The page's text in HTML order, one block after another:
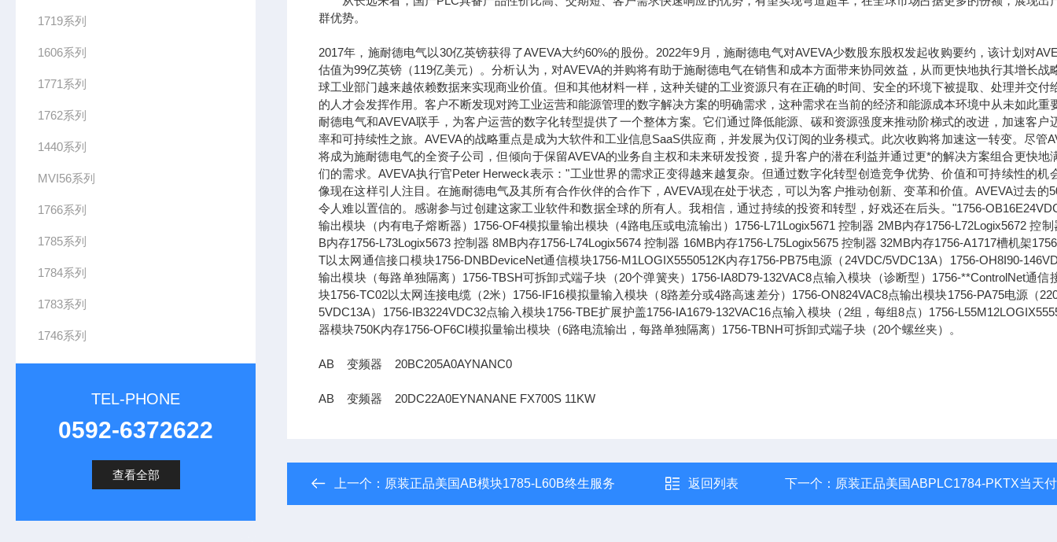
1719系列
1606系列
1771系列
1762系列
1440系列
MVI56系列
1766系列
1785系列
1784系列
1783系列
1746系列
TEL-PHONE
0592-6372622
查看全部
群优势。
2017年，施耐德电气以30亿英镑获得了AVEVA大约60%的股份。2022年9月，施耐德电气对AVEVA少数股东股权发起收购要约，该计划对
估值为99亿英镑（119亿美元）。分析认为，对AVEVA的并购将有助于施耐德电气在销售和成本方面带来协同效益，从而更快地执行其增长战
球工业部门越来越依赖数据来实现商业价值。但和其他材料一样，这种关键的工业资源只有在正确的时间、安全的环境下被提取、处理并交付
的人才会发挥作用。客户不断发现对跨工业运营和能源管理的数字解决方案的明确需求，这种需求在当前的经济和能源成本环境中从未如此重
耐德电气和AVEVA联手，为客户运营的数字化转型提供了一个整体方案。它们通过降低能源、碳和资源强度来推动阶梯式的改进，加速客户
率和可持续性之旅。AVEVA的战略重点是成为大软件和工业信息SaaS供应商，并发展为仅订阅的业务模式。此次收购将加速这一转变。尽管
将成为施耐德电气的全资子公司，但倾向于保留AVEVA的业务自主权和未来研发投资，提升客户的潜在利益并通过更*的解决方案组合更快地
们的需求。AVEVA执行官Peter Herweck表示："工业世界的需求正变得越来越复杂。但通过数字化转型创造竞争优势、价值和可持续性的机
像现在这样引人注目。在施耐德电气及其所有合作伙伴的合作下，AVEVA现在处于状态，可以为客户推动创新、变革和价值。AVEVA过去的
令人难以置信的。感谢参与过创建这家工业软件和数据全球的所有人。我相信，通过持续的投资和转型，好戏还在后头。"1756-
输出模块（内有电子熔断器）1756-OF4模拟量输出模块（4路电压或电流输出）1756-L71Logix5671 控制器 2MB内存1756-L72Logix5672 控制
B内存1756-L73Logix5673 控制器 8MB内存1756-L74Logix5674 控制器 16MB内存1756-L75Logix5675 控制器 32MB内存1756-A1717槽机架
T以太网通信接口模块1756-DNBDeviceNet通信模块1756-M1LOGIX5550512K内存1756-PB75电源（24VDC/5VDC13A）1756-OH8I90-
输出模块（每路单独隔离）1756-TBSH可拆卸式端子块（20个弹簧夹）1756-IA8D79-132VAC8点输入模块（诊断型）1756-**ControlNet通信
块1756-TC02以太网连接电缆（2米）1756-IF16模拟量输入模块（8路差分或4路高速差分）1756-ON824VAC8点输出模块1756-PA75电源（
5VDC13A）1756-IB3224VDC32点输入模块1756-TBE扩展护盖1756-IA1679-132VAC16点输入模块（2组，每组8点）1756-
器模块750K内存1756-OF6CI模拟量输出模块（6路电流输出，每路单独隔离）1756-TBNH可拆卸式端子块（20个螺丝夹）。
AB 变频器 20BC205A0AYNANC0
AB 变频器 20DC22A0EYNANANE FX700S 11KW
上一个： 原装正品美国AB模块1785-L60B终生服务 返回列表 下一个： 原装正品美国ABPLC1784-PKTX当天